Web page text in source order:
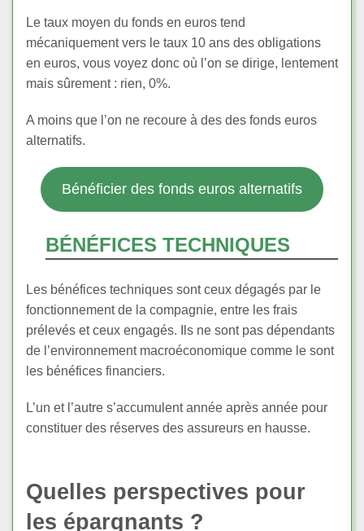
Le taux moyen du fonds en euros tend
mécaniquement vers le taux 10 ans des obligations
en euros, vous voyez donc où l’on se dirige, lentement
mais sûrement : rien, 0%.
A moins que l’on ne recoure à des des fonds euros
alternatifs.
Bénéficier des fonds euros alternatifs
BÉNÉFICES TECHNIQUES
Les bénéfices techniques sont ceux dégagés par le
fonctionnement de la compagnie, entre les frais
prélevés et ceux engagés. Ils ne sont pas dépendants
de l’environnement macroéconomique comme le sont
les bénéfices financiers.
L’un et l’autre s’accumulent année après année pour
constituer des réserves des assureurs en hausse.
Quelles perspectives pour
les épargnants ?